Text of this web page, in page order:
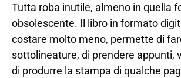
Tutta roba inutile, almeno in quella
obsolescente. Il libro in formato
costare molto meno, permette di
sottolineature, di prendere appunti,
di produrre la stampa di qualche